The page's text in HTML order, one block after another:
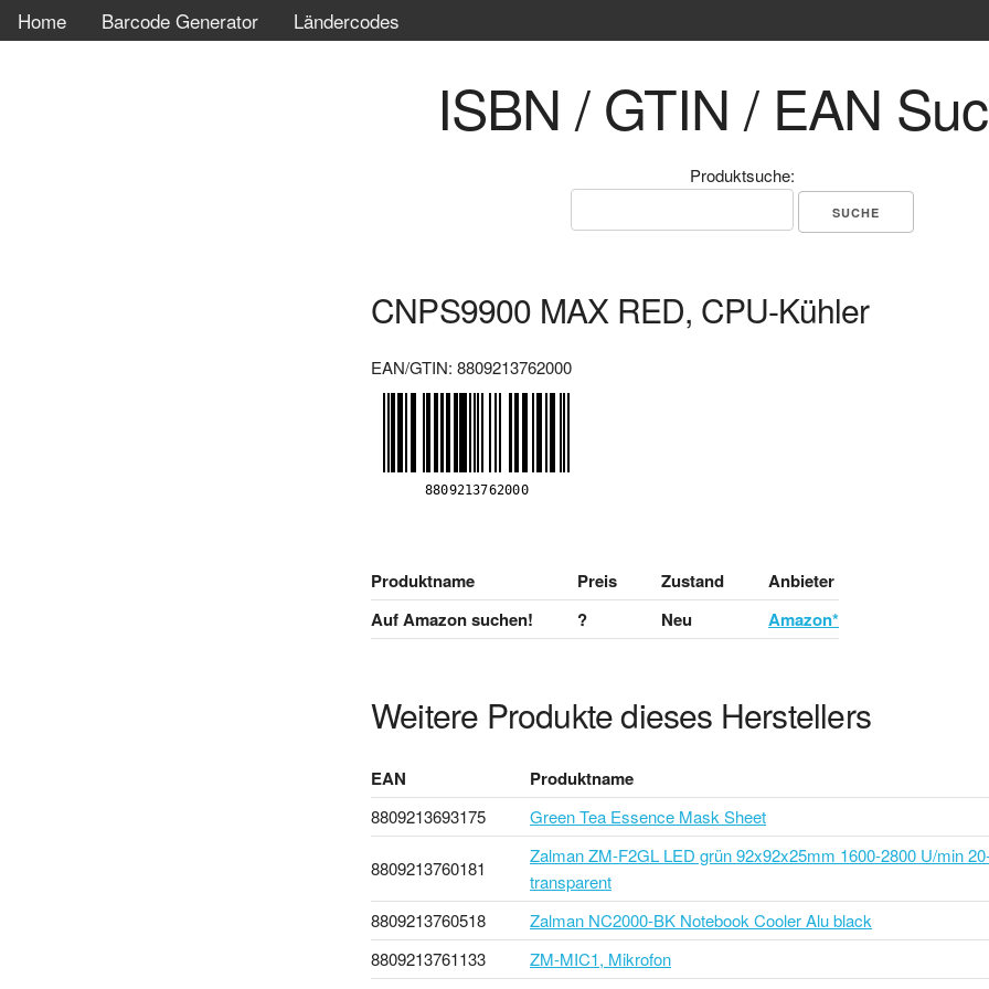
Home Barcode Generator Ländercodes
ISBN / GTIN / EAN
Produktsuche:
CNPS9900 MAX RED, CPU-Kühler
EAN/GTIN: 8809213762000
Produktname Preis Zustand
Anbieter
Auf Amazon suchen!
? Neu Amazon*
Weitere Produkte dieses Herstellers
EAN Produktname
8809213693175 Green Tea Essence Mask Sheet
8809213760181
Zalman ZM-F2GL LED grün 92x92x25mm 1600-2800 U/min
transparent
8809213760518
Zalman NC2000-BK Notebook Cooler Alu black
8809213761133
ZM-MIC1, Mikrofon